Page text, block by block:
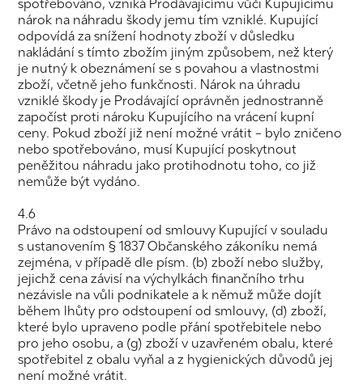
spotřebováno, vzniká Prodávajícímu vůči Kupujícímu
nárok na náhradu škody jemu tím vzniklé. Kupující
odpovídá za snížení hodnoty zboží v důsledku
nakládání s tímto zbožím jiným způsobem, než který
je nutný k obeznámení se s povahou a vlastnostmi
zboží, včetně jeho funkčnosti. Nárok na úhradu
vzniklé škody je Prodávající oprávněn jednostranně
započíst proti nároku Kupujícího na vrácení kupní
ceny. Pokud zboží již není možné vrátit – bylo zničeno
nebo spotřebováno, musí Kupující poskytnout
peněžitou náhradu jako protihodnotu toho, co již
nemůže být vydáno.
4.6
Právo na odstoupení od smlouvy Kupující v souladu
s ustanovením § 1837 Občanského zákoníku nemá
zejména, v případě dle písm. (b) zboží nebo služby,
jejichž cena závisí na výchylkách finančního trhu
nezávisle na vůli podnikatele a k němuž může dojít
během lhůty pro odstoupení od smlouvy, (d) zboží,
které bylo upraveno podle přání spotřebitele nebo
pro jeho osobu, a (g) zboží v uzavřeném obalu, které
spotřebitel z obalu vyňal a z hygienických důvodů jej
není možné vrátit.